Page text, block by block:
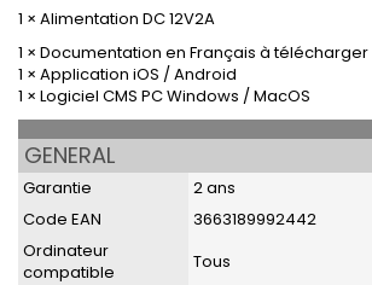
1 × Alimentation DC 12V2A
1 × Documentation en Français à télécharger
1 × Application iOS / Android
1 × Logiciel CMS PC Windows / MacOS
GENERAL
Garantie
2 ans
Code EAN
3663189992442
Ordinateur
compatible
Tous